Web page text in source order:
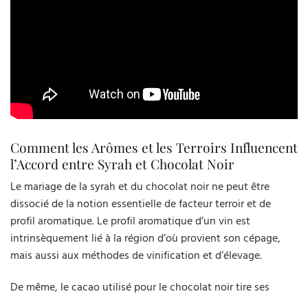
Comment les Arômes et les Terroirs Influencent
l’Accord entre Syrah et Chocolat Noir
Le mariage de la syrah et du chocolat noir ne peut être
dissocié de la notion essentielle de facteur terroir et de
profil aromatique. Le profil aromatique d’un vin est
intrinsèquement lié à la région d’où provient son cépage,
mais aussi aux méthodes de vinification et d’élevage.
De même, le cacao utilisé pour le chocolat noir tire ses